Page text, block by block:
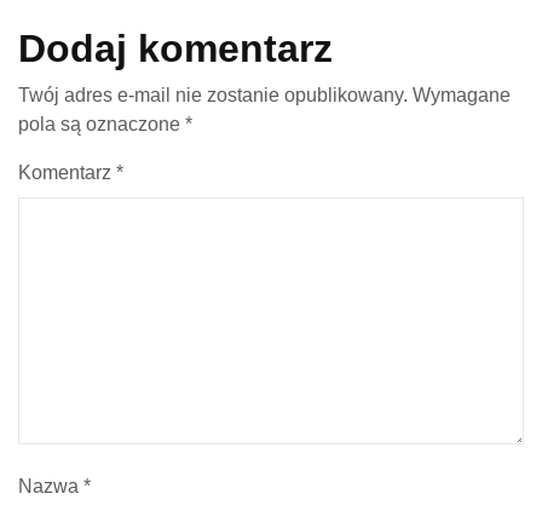
Dodaj komentarz
Twój adres e-mail nie zostanie opublikowany. Wymagane
pola są oznaczone *
Komentarz *
Nazwa *